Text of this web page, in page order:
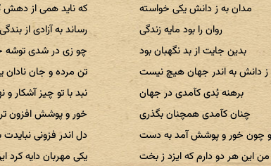
مدان به ز دانش یکی خواسته
که ناید همی از دهش
روان را بود مایه زندگی
رساند به آزادی از بندگی
بدین جایت از بد نگهبان بود
چو زی در شدی توشه
ز دانش به اندر جهان هیچ نیست
تن مرده و جان
برهنه بُدی کآمدی در جهان
نبد با تو چیز آشکار و
چنان کآمدی همچنان بگذری
خور و پوشش افزون
چون خور و پوشش آمد به دست
دل اندر فزونی
من این هر دو دارم که ایزد ز بخت
یکی مهربان دایه کرد